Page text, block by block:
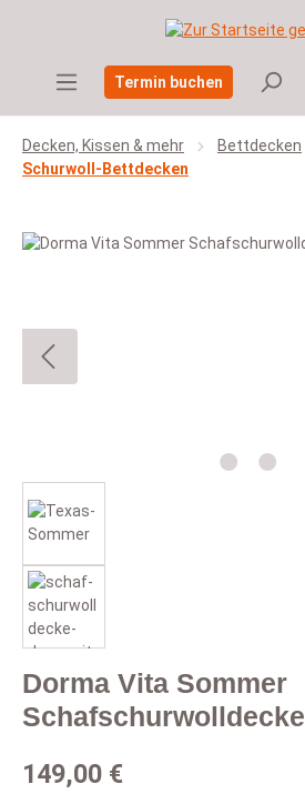
Zum Hauptinhalt springen
Termin buchen
Decken, Kissen & mehr
Bettdecken
Schurwoll-Bettdecken
Bildergalerie überspringen
Dorma Vita Sommer
Schafschurwolldecke
Regulärer Preis:
149,00 €